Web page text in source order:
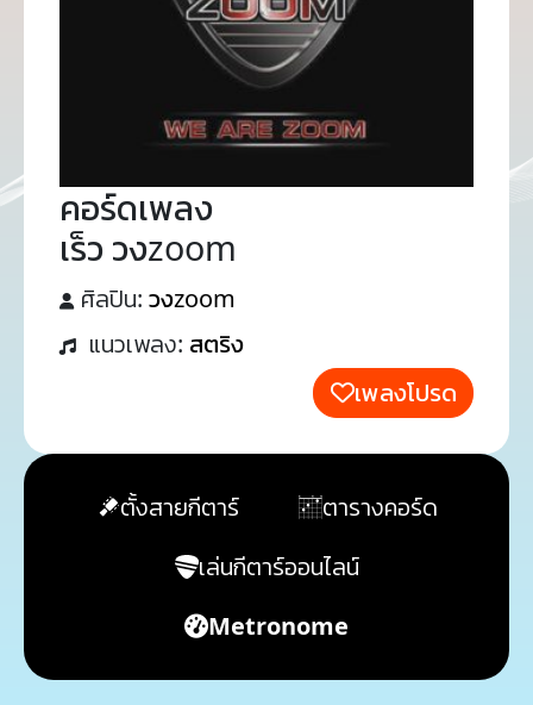
คอร์ดเพลง
เร็ว วงzoom
ศิลปิน: วงzoom
แนวเพลง: สตริง
เพลงโปรด
ตั้งสายกีตาร์
ตารางคอร์ด
เล่นกีตาร์ออนไลน์
Metronome